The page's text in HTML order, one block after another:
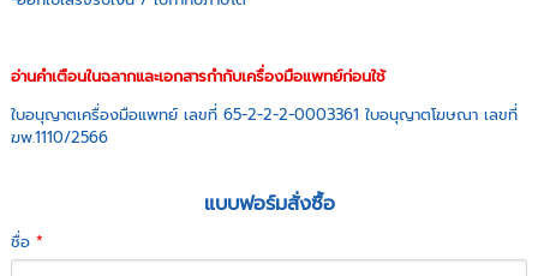
อ่านคำเตือนในฉลากและเอกสารกำกับเครื่องมือแพทย์ก่อนใช้
ใบอนุญาตเครื่องมือแพทย์ เลขที่ 65-2-2-2-0003361 ใบอนุญาตโฆษณา เลขที่
ฆพ.1110/2566
แบบฟอร์มสั่งซื้อ
ชื่อ*